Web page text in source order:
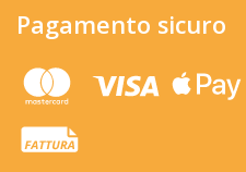
Pagamento sicuro